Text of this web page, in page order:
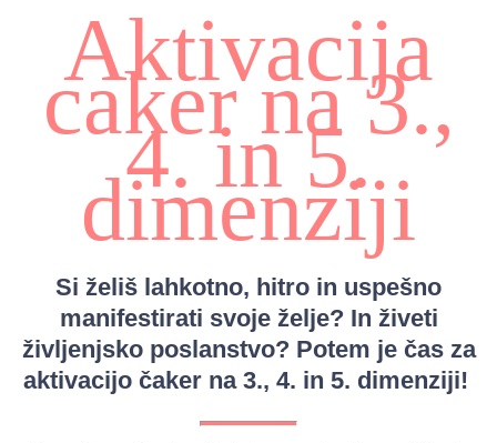
Aktivacija
caker na 3.,
4. in 5.
dimenziji
Si želiš lahkotno, hitro in uspešno
manifestirati svoje želje? In živeti
življenjsko poslanstvo? Potem je čas za
aktivacijo čaker na 3., 4. in 5. dimenziji!